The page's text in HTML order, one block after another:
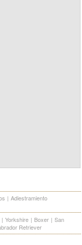
| Adiestramiento
| Yorkshire | Boxer | San
Retriever